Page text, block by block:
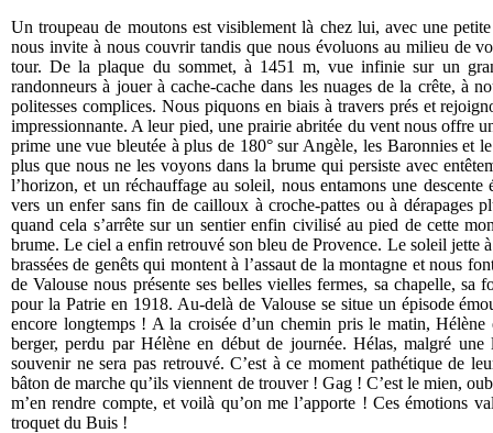
Un troupeau de moutons est visiblement là chez lui, avec une
nous invite à nous couvrir tandis que nous évoluons au milieu de
tour. De la plaque du sommet, à 1451 m, vue infinie sur un
randonneurs à jouer à cache-cache dans les nuages de la crête, à
politesses complices. Nous piquons en biais à travers prés et
impressionnante. A leur pied, une prairie abritée du vent nous offre
prime une vue bleutée à plus de 180° sur Angèle, les Baronnies et
plus que nous ne les voyons dans la brume qui persiste avec
l’horizon, et un réchauffage au soleil, nous entamons une
vers un enfer sans fin de cailloux à croche-pattes ou à dérapages
quand cela s’arrête sur un sentier enfin civilisé au pied de cette
brume. Le ciel a enfin retrouvé son bleu de Provence. Le soleil jette
brassées de genêts qui montent à l’assaut de la montagne et nous
de Valouse nous présente ses belles vielles fermes, sa chapelle,
pour la Patrie en 1918. Au-delà de Valouse se situe un épisode
encore longtemps ! A la croisée d’un chemin pris le matin,
berger, perdu par Hélène en début de journée. Hélas, malgré
souvenir ne sera pas retrouvé. C’est à ce moment pathétique de
bâton de marche qu’ils viennent de trouver ! Gag ! C’est le mien,
m’en rendre compte, et voilà qu’on me l’apporte ! Ces émotions
troquet du Buis !